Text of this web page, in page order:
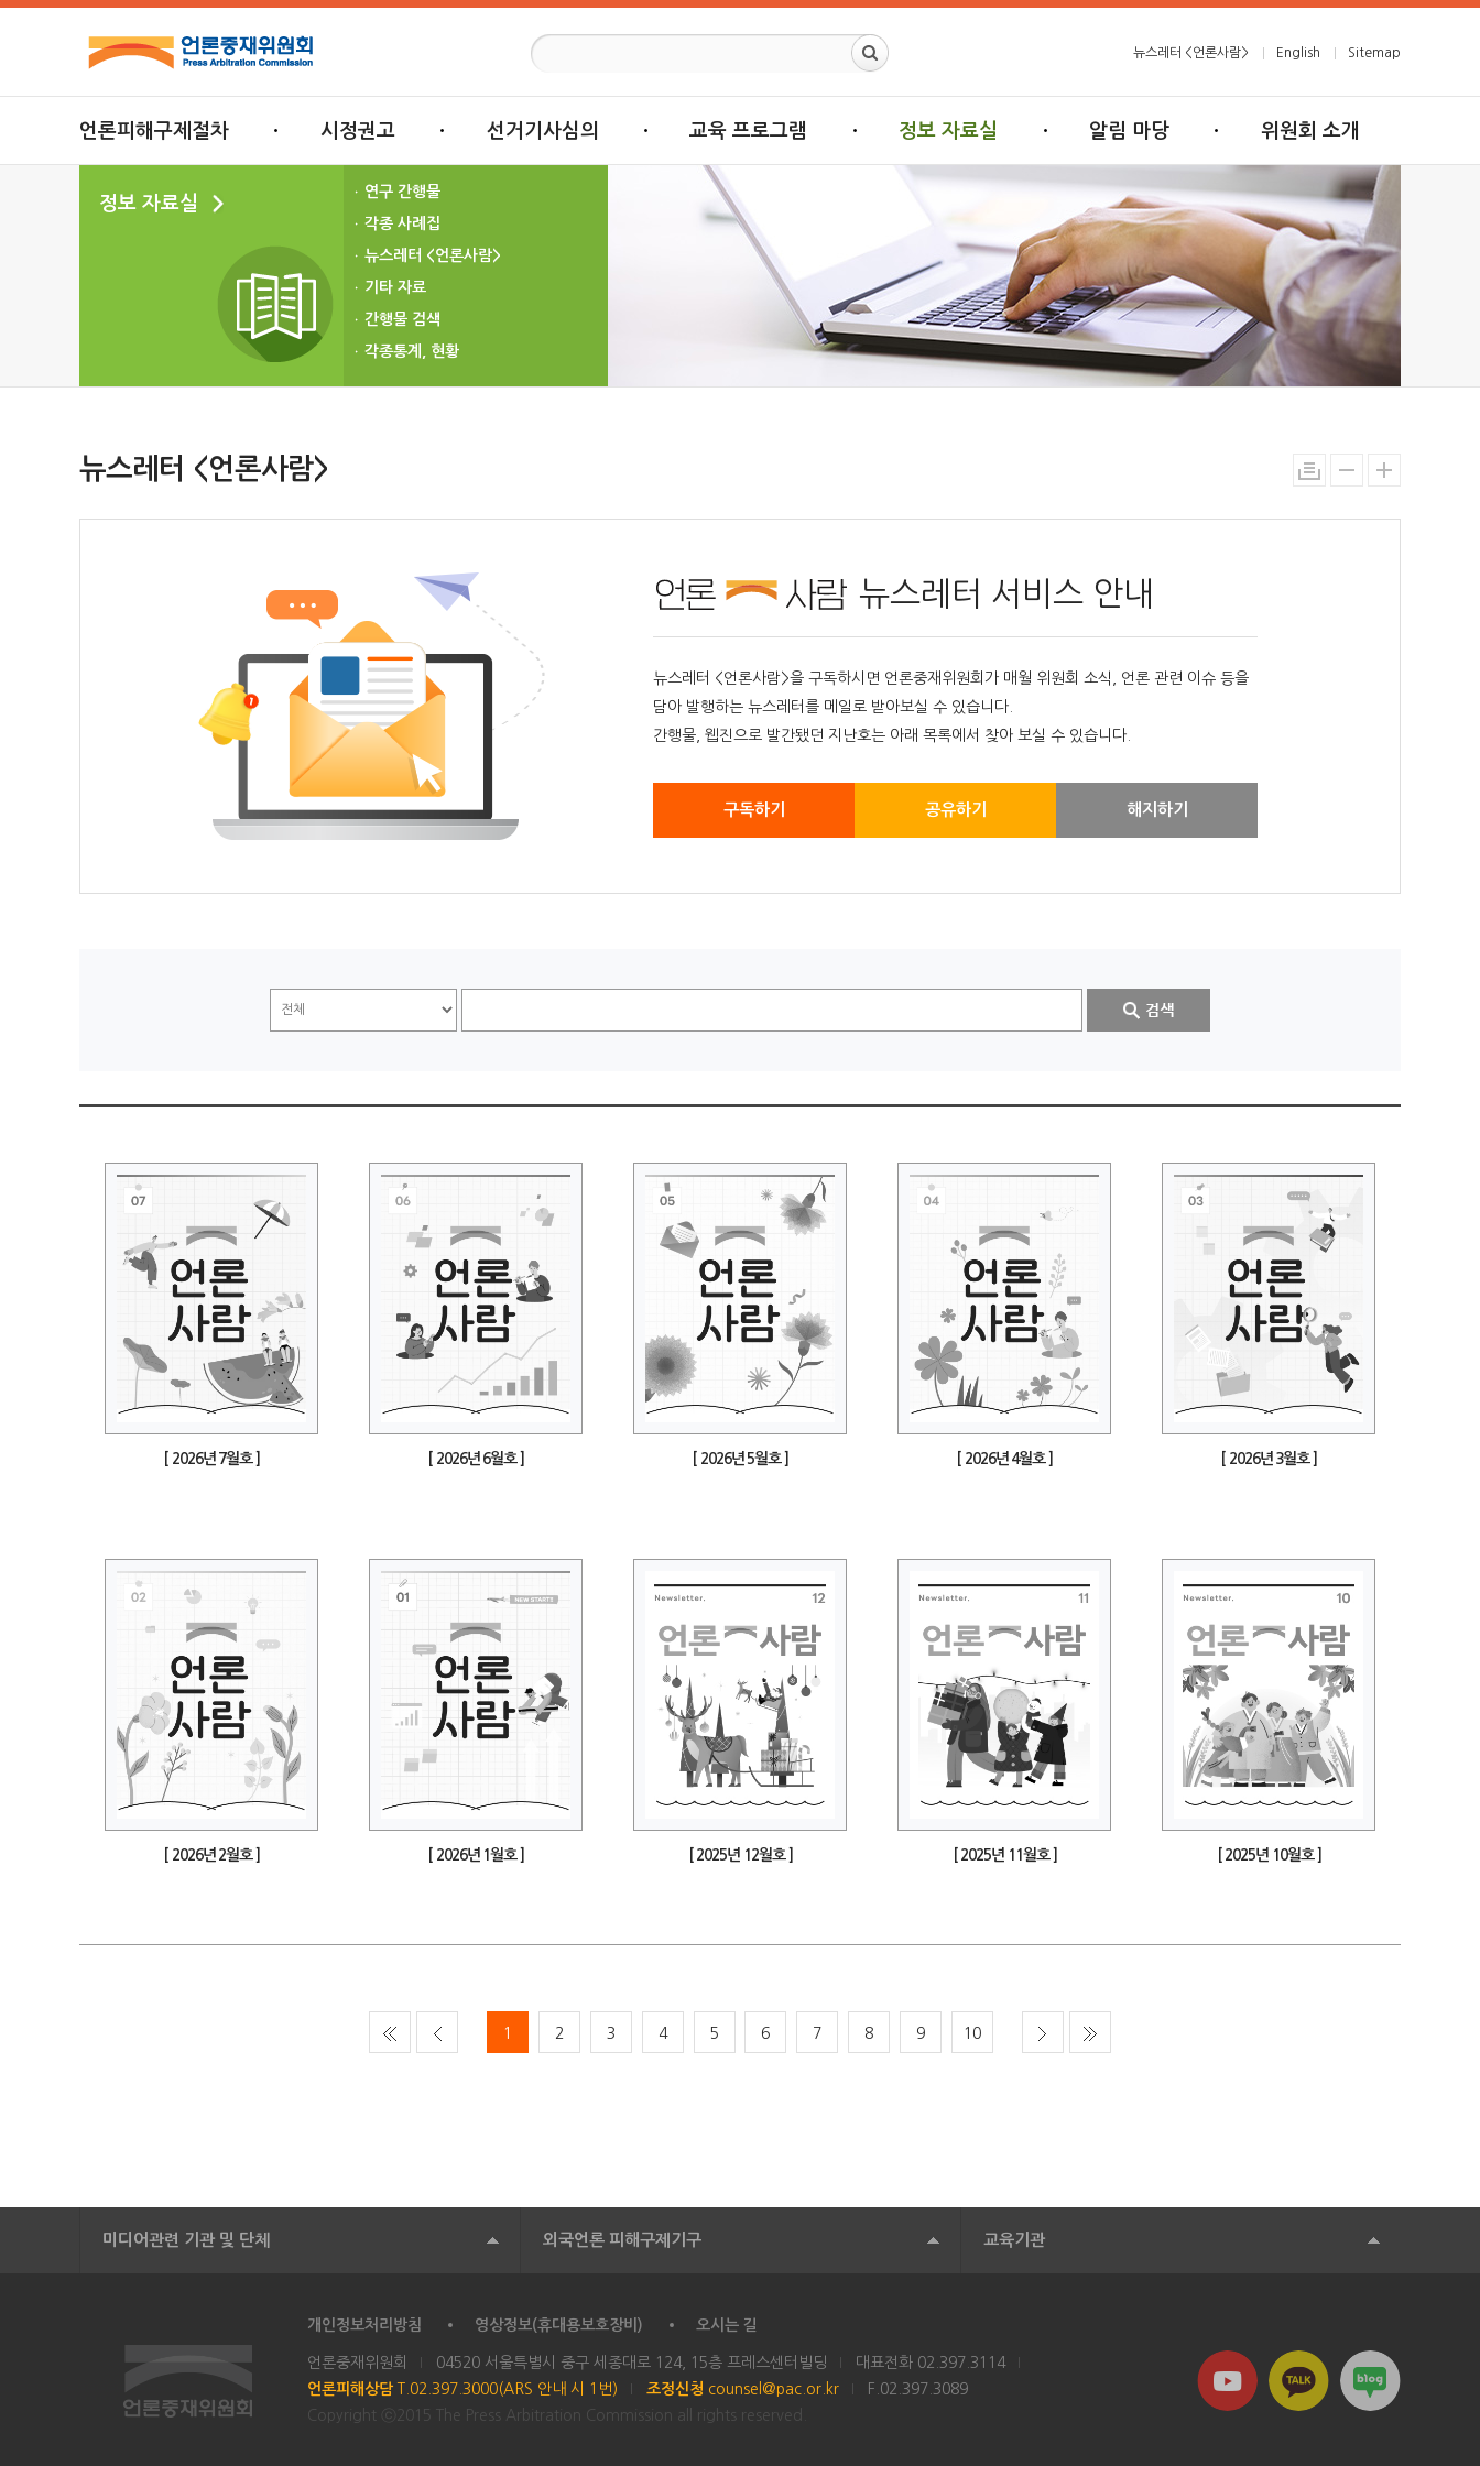
뉴스레터 <언론사람> English Sitemap
언론피해구제절차 시정권고 선거기사심의 교육 프로그램 정보 자료실 알림 마당 위원회 소개
정보 자료실
연구 간행물
각종 사례집
뉴스레터 <언론사람>
기타 자료
간행물 검색
각종통계, 현황
뉴스레터 <언론사람>
뉴스레터 서비스 안내
뉴스레터 <언론사람>을 구독하시면 언론중재위원회가 매월 위원회 소식, 언론 관련 이슈 등을
담아 발행하는 뉴스레터를 메일로 받아보실 수 있습니다.
간행물, 웹진으로 발간됐던 지난호는 아래 목록에서 찾아 보실 수 있습니다.
구독하기 공유하기 해지하기
[ 2026년 7월호 ] [ 2026년 6월호 ] [ 2026년 5월호 ] [ 2026년 4월호 ] [ 2026년 3월호 ]
[ 2026년 2월호 ] [ 2026년 1월호 ] [ 2025년 12월호 ] [ 2025년 11월호 ] [ 2025년 10월호 ]
1 2 3 4 5 6 7 8 9 10
미디어관련 기관 및 단체 외국언론 피해구제기구 교육기관
개인정보처리방침 영상정보(휴대용보호장비) 오시는 길
언론중재위원회 04520 서울특별시 중구 세종대로 124, 15층 프레스센터빌딩 대표전화 02.397.3114
언론피해상담 T.02.397.3000(ARS 안내 시 1번) 조정신청 counsel@pac.or.kr
F.02.397.3089
Copyright ⓒ2015 The Press Arbitration Commission all rights reserved.